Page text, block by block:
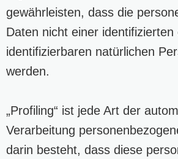
gewährleisten, dass die
Daten nicht einer identifizierten
identifizierbaren natürlichen
werden.
„Profiling“ ist jede Art der
Verarbeitung
darin besteht, dass diese